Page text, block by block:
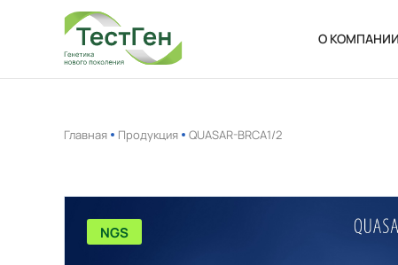
О КОМПАНИИ
Главная Продукция QUASAR-BRCA1/2
NGS